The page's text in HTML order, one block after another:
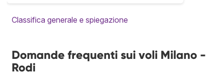
Classifica generale e spiegazione
Domande frequenti sui voli Milano -
Rodi